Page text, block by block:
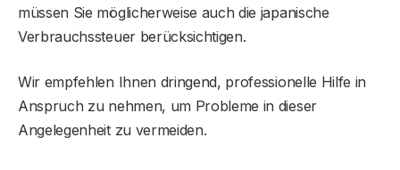
müssen Sie möglicherweise auch die japanische
Verbrauchssteuer berücksichtigen.
Wir empfehlen Ihnen dringend, professionelle Hilfe in
Anspruch zu nehmen, um Probleme in dieser
Angelegenheit zu vermeiden.